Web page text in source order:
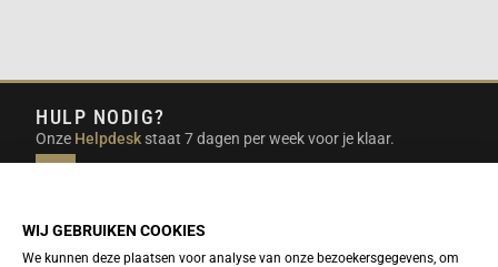
HULP NODIG?
Onze Helpdesk staat 7 dagen per week voor je klaar.
beantwoorden.
WIJ GEBRUIKEN COOKIES
We kunnen deze plaatsen voor analyse van onze bezoekersgegevens, om